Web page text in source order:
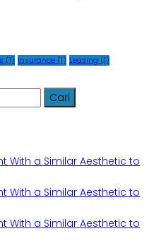
(1) Insurance (1) Leasing (1)
With a Similar Aesthetic to
With a Similar Aesthetic to
With a Similar Aesthetic to